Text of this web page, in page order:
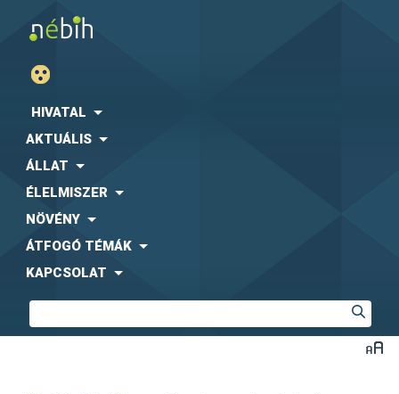
HIVATAL
AKTUÁLIS
ÁLLAT
ÉLELMISZER
NÖVÉNY
ÁTFOGÓ TÉMÁK
KAPCSOLAT